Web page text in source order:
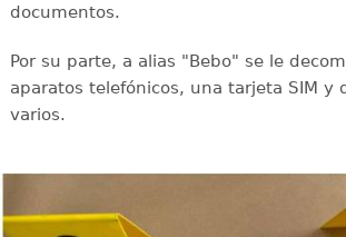
documentos.
Por su parte, a alias "Bebo" se le
aparatos telefónicos, una tarjeta SIM y
varios.